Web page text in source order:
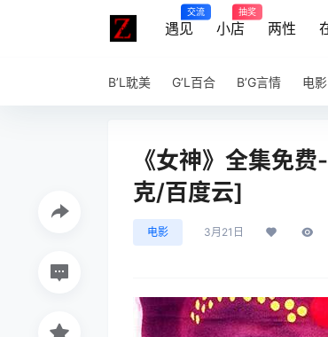
遇见
交流
小店
抽奖
两性
B’L耽美 G’L百合 B’G言情 电影
《女神》全集免
克/百度云]
电影 3月21日